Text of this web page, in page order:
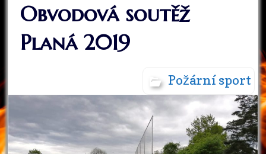
Obvodová soutěž
Planá 2019
Požární sport